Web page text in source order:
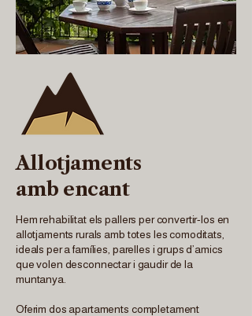
Allotjaments
amb encant
Hem rehabilitat els pallers per convertir-los en
allotjaments rurals amb totes les comoditats,
ideals per a famílies, parelles i grups d’amics
que volen desconnectar i gaudir de la
muntanya.
Oferim dos apartaments completament